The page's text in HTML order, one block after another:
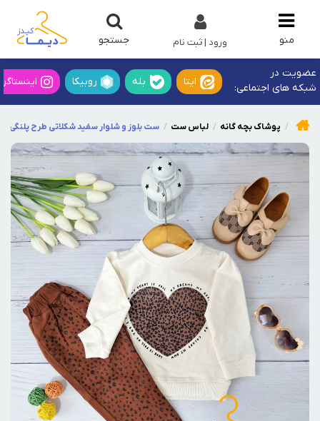
منو جستجو ورود | ثبت نام
عضویت در
شبکه های اجتماعی:
ایتا بله روبیکا
پوشاک بچه گانه لباس ست ست بلوز و شلوار سفید شکلاتی طرح پلنگی